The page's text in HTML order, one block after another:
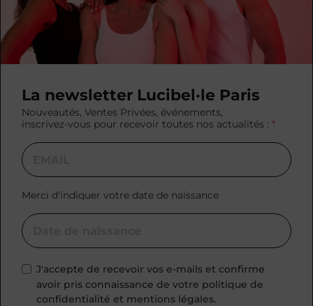
La newsletter Lucibel·le Paris
Nouveautés, Ventes Privées, événements,
inscrivez-vous pour recevoir toutes nos actualités :
Merci d'indiquer votre date de naissance
J'accepte de recevoir vos e-mails et confirme
avoir pris connaissance de votre politique de
confidentialité et mentions légales.